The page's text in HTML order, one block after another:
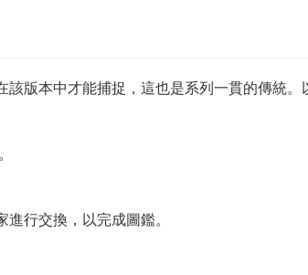
版本中才能捕捉，這也是系列一貫的傳統
行交換，以完成圖鑑。